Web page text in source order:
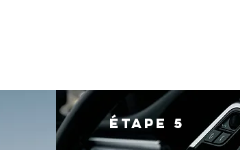
Étape 5